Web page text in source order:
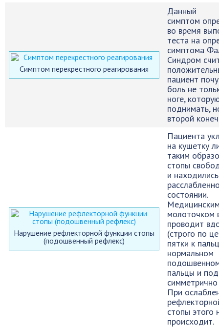
Симптом перекрестного реагирования
Данный
симптом
во время
теста на
симптома
Синдром
пациент
боль не
ноге,
поднимать,
второй
Нарушение рефлекторной функции стопы
(подошвенный рефлекс)
Пациента
на кушетку
таким
стопы
и
состоянии.
молоточком
проводит
(строго по
пятки к
нормальном
пальцы и
При
стопы этого
происходит.